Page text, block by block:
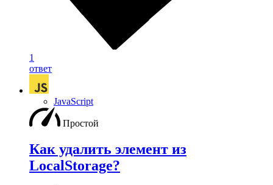
1
ответ
JavaScript
Простой
Как удалить элемент из
LocalStorage?